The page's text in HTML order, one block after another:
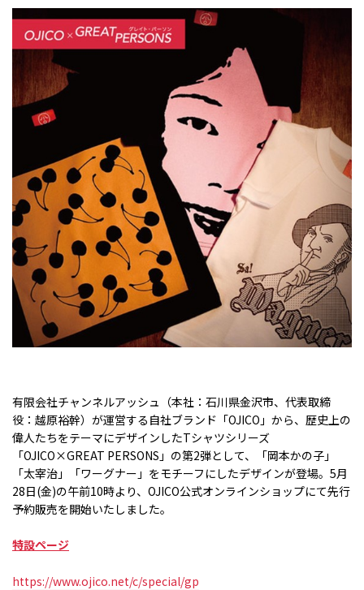
有限会社チャンネルアッシュ（本社：石川県金沢市、代表取締
役：越原裕幹）が運営する自社ブランド「OJICO 」から、歴史上の
偉人たちをテーマにデザインしたTシャツシリーズ
「OJICO×GREAT PERSONS 」の第2弾として、「岡本かの子」
「太宰治」「ワーグナー」をモチーフにしたデザインが登場。 5月
28日(金)の午前10時より、 OJICO公式オンラインショップにて先行
予約販売を開始いたしました。
特設ページ
https://www.ojico.net/c/special/gp